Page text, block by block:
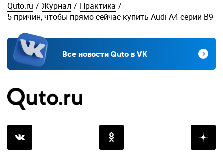
Quto.ru / Журнал / Практика /
5 причин, чтобы прямо сейчас купить Audi A4 серии B9
Все новости Quto в VK